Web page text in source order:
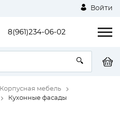
Войти
8(961)234-06-02
Корпусная мебель
Кухонные фасады